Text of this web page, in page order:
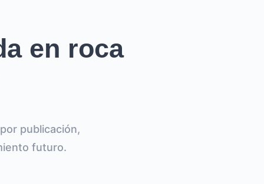
en roca
publicación,
futuro.